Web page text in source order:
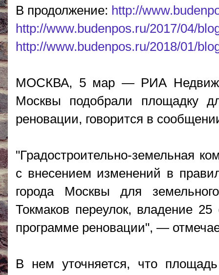
В продолжение: http://
http://www.budenpos.ru/2017/04/
http://www.budenpos.ru/2018/01/
МОСКВА, 5 мар — РИА
Москвы подобрали площадку
реновации, говорится в
"Градостроительно-земельная
с внесением изменений в
города Москвы для
Токмаков переулок, владение
программе реновации", —
В нем уточняется, что площадь